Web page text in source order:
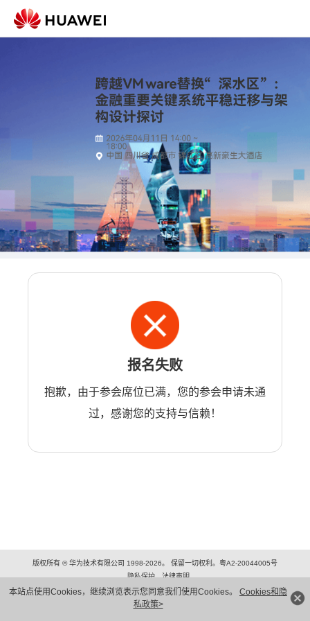
本站点使用Cookies，继续浏览表示您同意我们使用Cookies。 Cookies和隐
私政策>
报名失败
抱歉，由于参会席位已满，您的参会申请未通
过，感谢您的支持与信赖！
版权所有 © 华为技术有限公司 1998-2026。 保留一切权利。粤A2-20044005号
隐私保护
法律声明